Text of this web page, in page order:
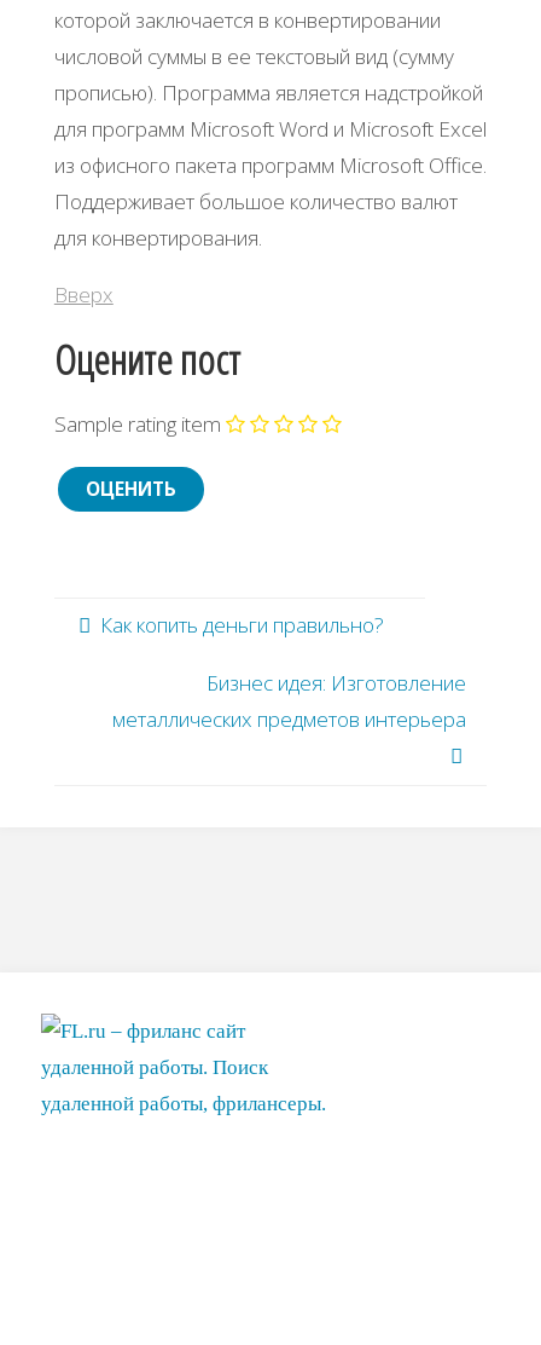
которой заключается в конвертировании
числовой суммы в ее текстовый вид (сумму
прописью). Программа является надстройкой
для программ Microsoft Word и Microsoft Excel
из офисного пакета программ Microsoft Office.
Поддерживает большое количество валют
для конвертирования.
Вверх
Оцените пост
Sample rating item
Как копить деньги правильно?
Бизнес идея: Изготовление
металлических предметов интерьера